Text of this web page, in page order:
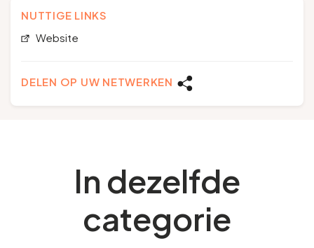
NUTTIGE LINKS
Website
DELEN OP UW NETWERKEN
In dezelfde
categorie